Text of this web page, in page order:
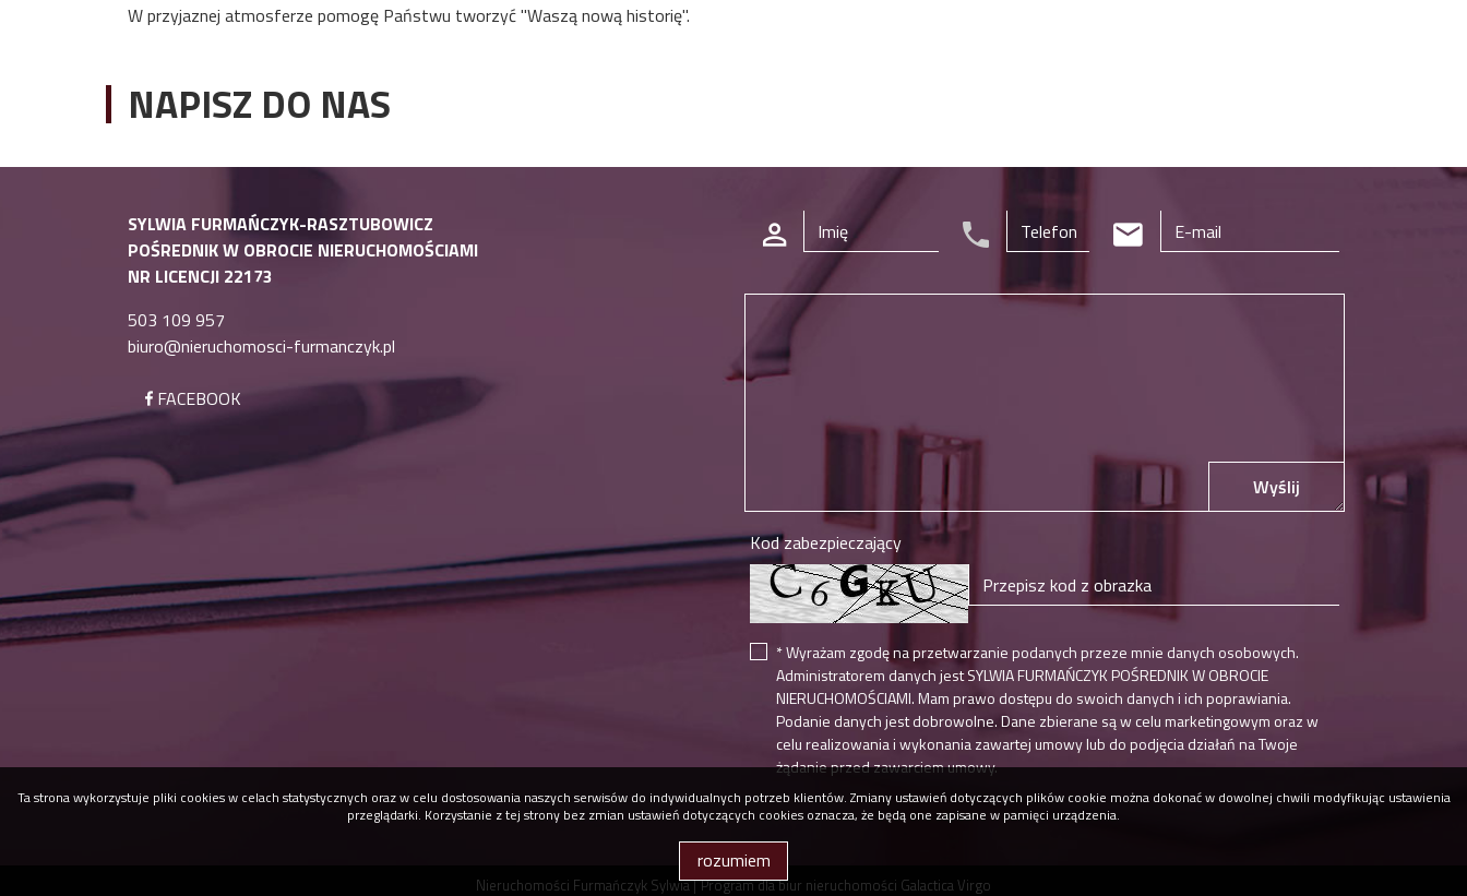
W przyjaznej atmosferze pomogę Państwu tworzyć "Waszą nową historię".
NAPISZ DO NAS
SYLWIA FURMAŃCZYK-RASZTUBOWICZ
POŚREDNIK W OBROCIE NIERUCHOMOŚCIAMI
NR LICENCJI 22173
503 109 957
biuro@nieruchomosci-furmanczyk.pl
FACEBOOK
Wyślij
Kod zabezpieczający
* Wyrażam zgodę na przetwarzanie podanych przeze mnie danych osobowych.
Administratorem danych jest SYLWIA FURMAŃCZYK POŚREDNIK W OBROCIE
NIERUCHOMOŚCIAMI. Mam prawo dostępu do swoich danych i ich poprawiania.
Podanie danych jest dobrowolne. Dane zbierane są w celu marketingowym oraz w
celu realizowania i wykonania zawartej umowy lub do podjęcia działań na Twoje
żądanie przed zawarciem umowy.
Nieruchomości Furmańczyk Sylwia | Program dla biur nieruchomości Galactica Virgo
Ta strona wykorzystuje pliki cookies w celach statystycznych oraz w celu dostosowania naszych serwisów do indywidualnych potrzeb klientów. Zmiany ustawień dotyczących plików cookie można dokonać w dowolnej chwili modyfikując ustawienia
przeglądarki. Korzystanie z tej strony bez zmian ustawień dotyczących cookies oznacza, że będą one zapisane w pamięci urządzenia.
rozumiem